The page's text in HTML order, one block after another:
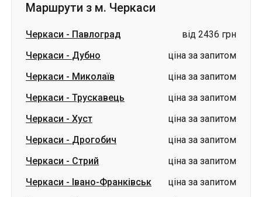
Маршрути з м. Черкаси
Черкаси - Павлоград
від 2436 грн
Черкаси - Дубно
ціна за запитом
Черкаси - Миколаїв
ціна за запитом
Черкаси - Трускавець
ціна за запитом
Черкаси - Хуст
ціна за запитом
Черкаси - Дрогобич
ціна за запитом
Черкаси - Стрий
ціна за запитом
Черкаси - Івано-Франківськ
ціна за запитом